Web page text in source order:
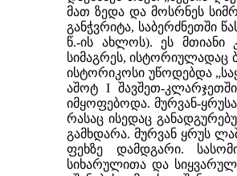
მათ ზედა და მოსრნეს
განჭვრიტა, საბერძნეთში
წ.-ის ახლოს). ეს მთიანი
სიმაგრეს,
ისტორიკოსი უწოდებდა
აშოტ I შავშეთ-
იმყოფებოდა. მურვან-
რასაც ისედაც
გამხდარა. მურვან ყრუს
ფეხზე დამდგარი.
სიხარულითა და